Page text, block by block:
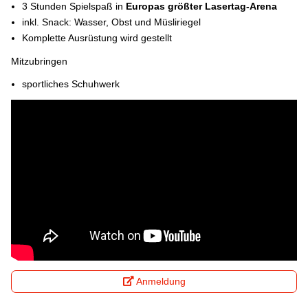
3 Stunden Spielspaß in Europas größter Lasertag-Arena
inkl. Snack: Wasser, Obst und Müsliriegel
Komplette Ausrüstung wird gestellt
Mitzubringen
sportliches Schuhwerk
Anmeldung